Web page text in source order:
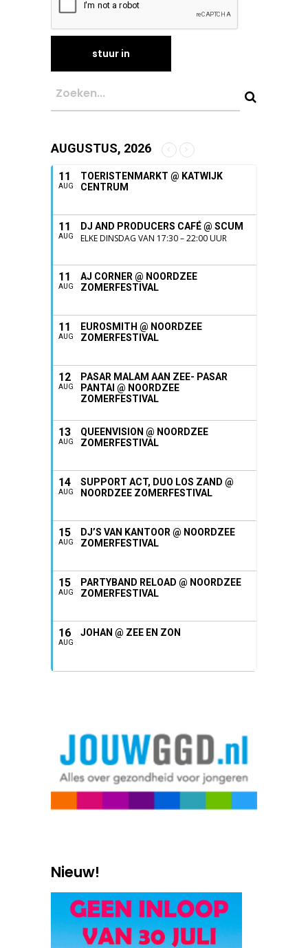
AUGUSTUS, 2026
11
AUG
TOERISTENMARKT @ KATWIJK
CENTRUM
11
AUG
DJ AND PRODUCERS CAFÉ @ SCUM
ELKE DINSDAG VAN 17:30 – 22:00 UUR
11
AUG
AJ CORNER @ NOORDZEE
ZOMERFESTIVAL
11
AUG
EUROSMITH @ NOORDZEE
ZOMERFESTIVAL
12
AUG
PASAR MALAM AAN ZEE- PASAR
PANTAI @ NOORDZEE
ZOMERFESTIVAL
13
AUG
QUEENVISION @ NOORDZEE
ZOMERFESTIVAL
14
AUG
SUPPORT ACT, DUO LOS ZAND @
NOORDZEE ZOMERFESTIVAL
15
AUG
DJ’S VAN KANTOOR @ NOORDZEE
ZOMERFESTIVAL
15
AUG
PARTYBAND RELOAD @ NOORDZEE
ZOMERFESTIVAL
16
AUG
JOHAN @ ZEE EN ZON
Nieuw!